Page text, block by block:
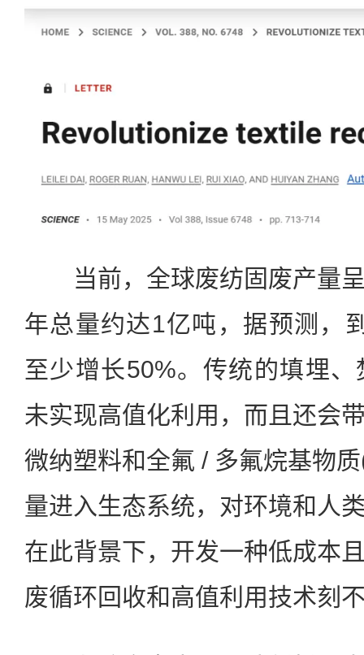
当前，全球废纺固废产量呈
年总量约达1亿吨，据预测，
至少增长50%。传统的填埋
未实现高值化利用，而且还会
微纳塑料和全氟 / 多氟烷基物
量进入生态系统，对环境和人
在此背景下，开发一种低成本
废循环回收和高值利用技术刻